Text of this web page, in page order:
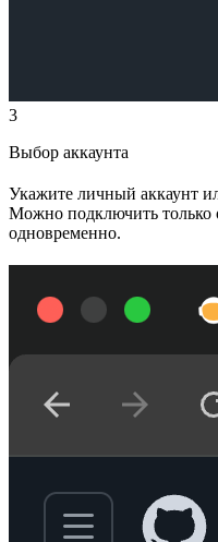
3
Выбор аккаунта
Укажите личный аккаунт
Можно подключить только
одновременно.